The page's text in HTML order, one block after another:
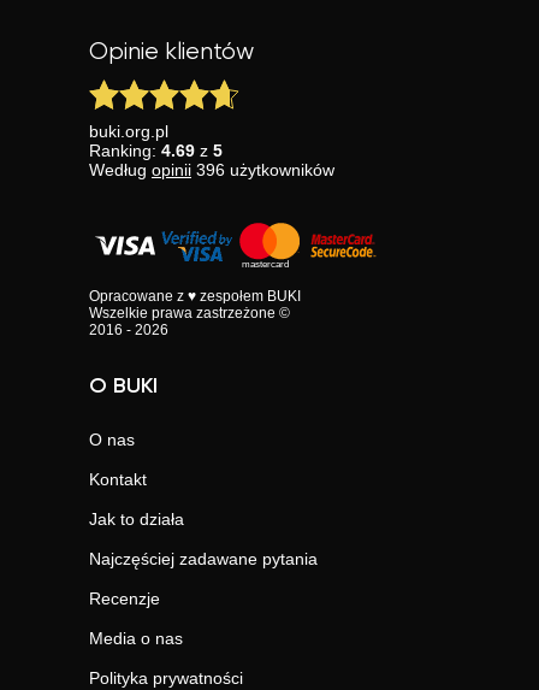
Opinie klientów
buki.org.pl
Ranking: 4.69 z 5
Według opinii 396 użytkowników
Opracowane z ♥ zespołem BUKI
Wszelkie prawa zastrzeżone ©
2016 - 2026
O BUKI
O nas
Kontakt
Jak to działa
Najczęściej zadawane pytania
Recenzje
Media o nas
Polityka prywatności